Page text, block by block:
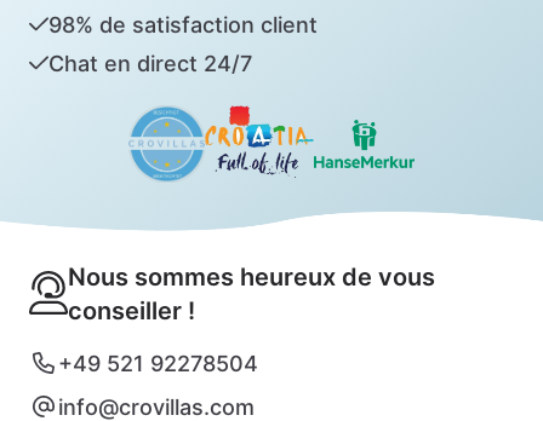
98% de satisfaction client
Chat en direct 24/7
Nous sommes heureux de vous
conseiller !
+49 521 92278504
info@crovillas.com